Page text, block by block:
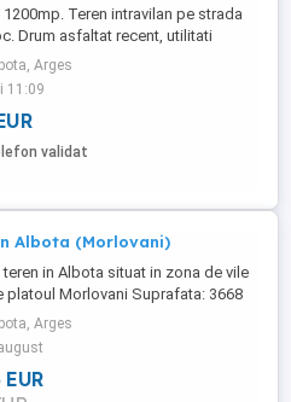
1200mp. Teren intravilan pe strada
Drum asfaltat recent, utilitati
si apa la coltul gardului, cablu și
aprox 35m.
Arges
11:09
validat
Albota (Morlovani)
teren in Albota situat in zona de vile
platoul Morlovani Suprafata: 3668
care 2779 mp intravilan arabil si
extravilan (660 mp extravilan arabil
mp extravilan pasune) Facilitati: -
12.065 m - asfalt - toate
Arges
EUR